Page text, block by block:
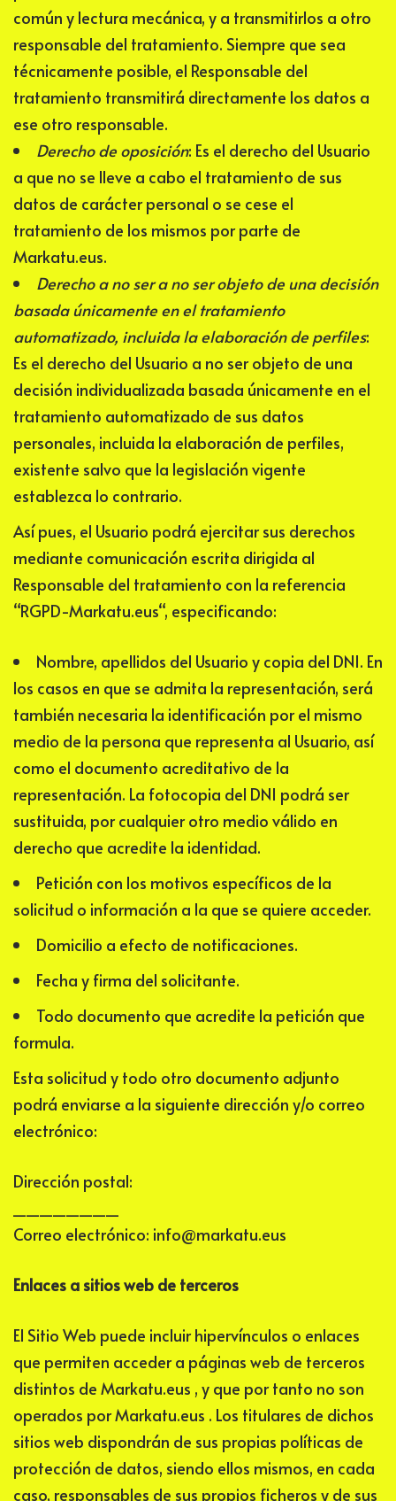
común y lectura mecánica, y a transmitirlos a otro
responsable del tratamiento. Siempre que sea
técnicamente posible, el Responsable del
tratamiento transmitirá directamente los datos a
ese otro responsable.
Derecho de oposición: Es el derecho del Usuario
a que no se lleve a cabo el tratamiento de sus
datos de carácter personal o se cese el
tratamiento de los mismos por parte de
Markatu.eus.
Derecho a no sera no ser objeto de una decisión
basada únicamente en el tratamiento
automatizado, incluida la elaboración de perfiles:
Es el derecho del Usuario a no ser objeto de una
decisión individualizada basada únicamente en el
tratamiento automatizado de sus datos
personales, incluida la elaboración de perfiles,
existente salvo que la legislación vigente
establezca lo contrario.
Así pues, el Usuario podrá ejercitar sus derechos
mediante comunicación escrita dirigida al
Responsable del tratamiento con la referencia
“RGPD-Markatu.eus“, especificando:
Nombre, apellidos del Usuario y copia del DNI. En
los casos en que se admita la representación, será
también necesaria la identificación por el mismo
medio de la persona que representa al Usuario, así
como el documento acreditativo de la
representación. La fotocopia del DNI podrá ser
sustituida, por cualquier otro medio válido en
derecho que acredite la identidad.
Petición con los motivos específicos de la
solicitud o información a la que se quiere acceder.
Domicilio a efecto de notificaciones.
Fecha y firma del solicitante.
Todo documento que acredite la petición que
formula.
Esta solicitud y todo otro documento adjunto
podrá enviarse a la siguiente dirección y/o correo
electrónico:
Dirección postal:
Correo electrónico: info@markatu.eus
Enlaces a sitios web de terceros
El Sitio Web puede incluir hipervínculos o enlaces
que permiten acceder a páginas web de terceros
distintos de Markatu.eus , y que por tanto no son
operados porMarkatu.eus . Los titulares de dichos
sitios web dispondrán de sus propias políticas de
protección de datos, siendo ellos mismos, en cada
caso, responsables de sus propios ficheros y de sus